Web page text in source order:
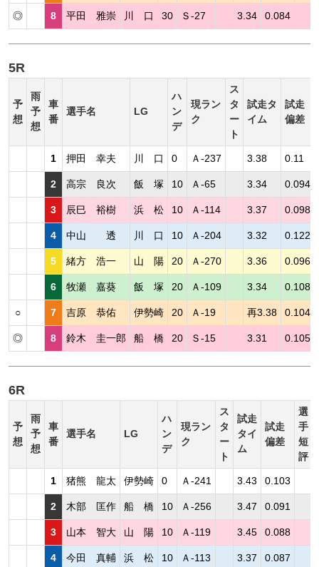
◎ 8 平田 雅崇 川 口 30 Ｓ-27 3.34 0.084
5R
予
想
雨
予
想
車
番
選手名 LG
ハ
ン
デ
現ラン
ク
ス
タ
ー
ト
試走タ
イム
試走
偏差
1 押田 幸夫 川 口 0 Ａ-237 3.38 0.11
2 高宗 良次 飯 塚 10 Ａ-65 3.34 0.094
3 辰巳 裕樹 浜 松 10 Ａ-114 3.37 0.098
4 中山 透 川 口 10 Ａ-204 3.32 0.122
5 緒方 浩一 山 陽 20 Ａ-270 3.36 0.096
6 牧瀬 嘉葵 飯 塚 20 Ａ-109 3.34 0.108
○ 7 吉原 恭佑 伊勢崎 20 Ａ-19 再3.38 0.104
◎ 8 鈴木 圭一郎 船 橋 20 Ｓ-15 3.31 0.105
6R
予
想
雨
予
想
車
番
選手名 LG
ハ
ン
デ
現ラン
ク
ス
タ
ー
ト
試走
タイ
ム
試走
偏差
選
手
短
評
1 猪熊 龍太 伊勢崎 0 Ａ-241 3.43 0.103
2 木部 匡作 船 橋 10 Ａ-256 3.47 0.091
3 山本 智大 山 陽 10 Ａ-119 3.45 0.088
4 今田 真輔 浜 松 10 Ａ-113 3.37 0.087